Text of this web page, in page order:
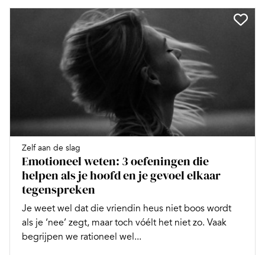
Zelf aan de slag
Emotioneel weten: 3 oefeningen die
helpen als je hoofd en je gevoel elkaar
tegenspreken
Je weet wel dat die vriendin heus niet boos wordt
als je ‘nee’ zegt, maar toch vóélt het niet zo. Vaak
begrijpen we rationeel wel...